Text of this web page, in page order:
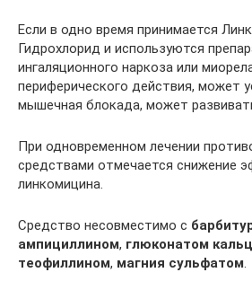
Если в одно время принимается
Гидрохлорид и используются
ингаляционного наркоза или
периферического действия, может
мышечная блокада, может
При одновременном лечении
средствами отмечается снижение
линкомицина.
Средство несовместимо с
ампициллином, глюконатом
теофиллином, магния сульфатом.